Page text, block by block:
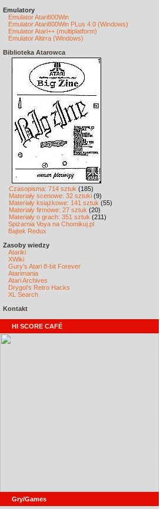
Emulatory
Emulator Atari800Win
Emulator Atari800Win PLus 4.0 (Windows)
Emulator Atari++ (multiplatform)
Emulator Altirra (Windows)
Biblioteka Atarowca
Czasopisma: 714 sztuk (185)
Materiały scenowe: 32 sztuki (9)
Materiały książkowe: 141 sztuk (55)
Materiały firmowe: 27 sztuk (20)
Materiały o grach: 351 sztuk (211)
Spiżarnia Voya na Chomikuj.pl
Bajtek Redux
Zasoby wiedzy
Atariki
XWiki
Gury's Atari 8-bit Forever
Atarimania
Atari Archives
Drygol's Retro Hacks
XL Search
Kontakt
HI SCORE CAFÉ
Gry/Games